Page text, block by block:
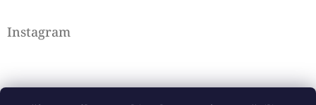
Instagram